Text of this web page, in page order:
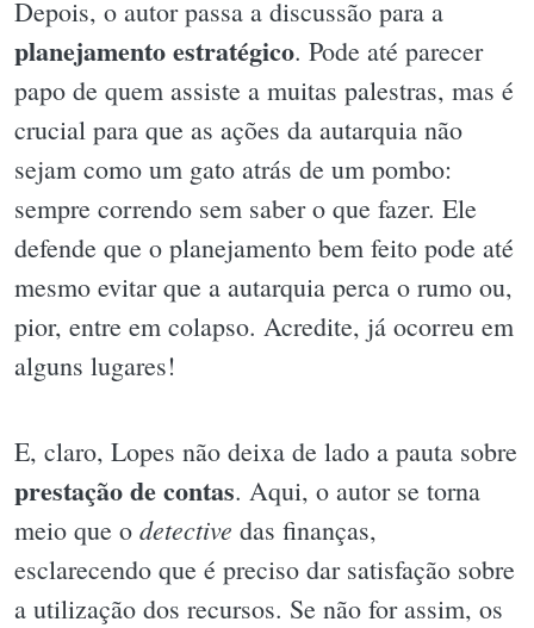
Depois, o autor passa a discussão para a
planejamento estratégico. Pode até parecer
papo de quem assiste a muitas palestras, mas é
crucial para que as ações da autarquia não
sejam como um gato atrás de um pombo:
sempre correndo sem saber o que fazer. Ele
defende que o planejamento bem feito pode até
mesmo evitar que a autarquia perca o rumo ou,
pior, entre em colapso. Acredite, já ocorreu em
alguns lugares!
E, claro, Lopes não deixa de lado a pauta sobre
prestação de contas. Aqui, o autor se torna
meio que o detective das finanças,
esclarecendo que é preciso dar satisfação sobre
a utilização dos recursos. Se não for assim, os